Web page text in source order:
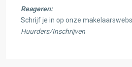
Reageren:
Schrijf je in op onze
Huurders/Inschrijven